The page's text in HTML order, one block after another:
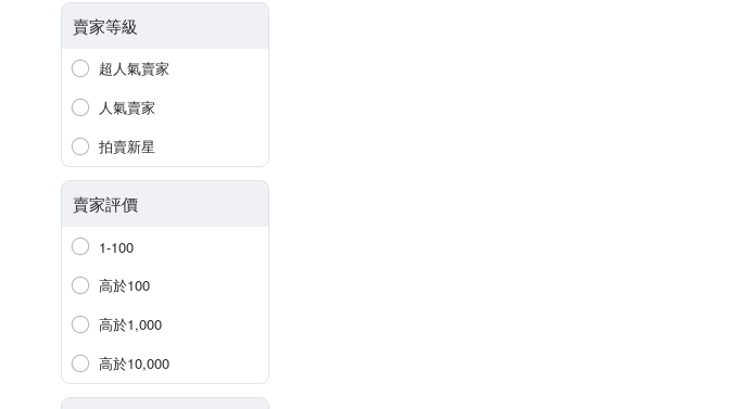
賣家等級
超人氣賣家
人氣賣家
拍賣新星
賣家評價
1-100
高於100
高於1,000
高於10,000